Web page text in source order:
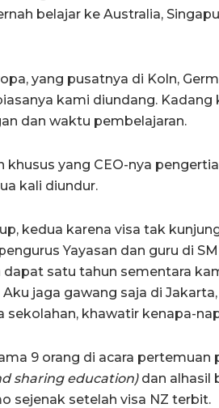
belajar ke Australia,
yang pusatnya di Koln,
kami diundang. Kadang
dan waktu pembelajaran.
khusus yang CEO-nya
kali diundur.
kedua karena visa tak
Yayasan dan guru di
satu tahun sementara
Aku jaga gawang saja di
khawatir kenapa-
9 orang di acara pertemuan
sharing education)dan alhasil
sejenak setelah visa NZ terbit.